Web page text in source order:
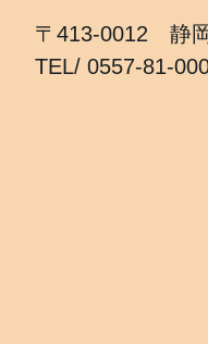
〒413-0012 静
TEL/ 0557-81-